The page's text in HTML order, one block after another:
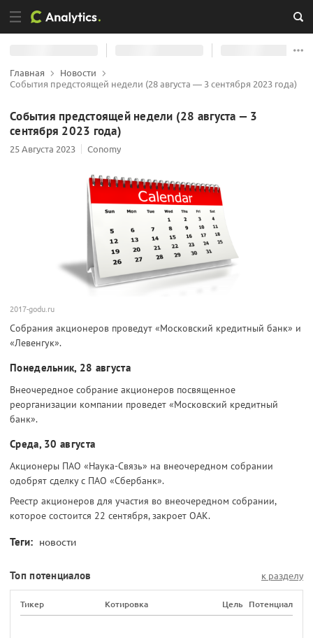
Главная
Новости
События предстоящей недели (28 августа — 3 сентября 2023 года)
События предстоящей недели (28 августа — 3
сентября 2023 года)
25 Августа 2023 Conomy
2017-godu.ru
Собрания акционеров проведут «Московский кредитный банк» и
«Левенгук».
Понедельник, 28 августа
Внеочередное собрание акционеров посвященное
реорганизации компании проведет «Московский кредитный
банк».
Среда, 30 августа
Акционеры ПАО «Наука-Связь» на внеочередном собрании
одобрят сделку с ПАО «Сбербанк».
Реестр акционеров для участия во внеочередном собрании,
которое состоится 22 сентября, закроет ОАК.
Теги: новости
Топ потенциалов к разделу
Тикер Котировка Цель Потенциал